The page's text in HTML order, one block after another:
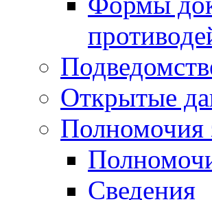
Открытые
Полномочия
Сведения